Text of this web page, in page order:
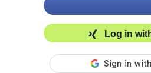
Log in